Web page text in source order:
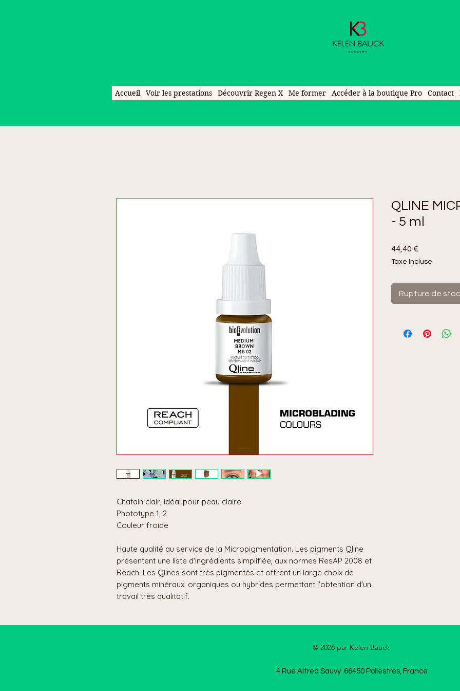
Accueil Voir les prestations Découvrir Regen X Me former Accéder à la boutique Pro Contact
Chatain clair, idéal pour peau claire
Phototype 1, 2
Couleur froide
Haute qualité au service de la Micropigmentation. Les pigments Qline
présentent une liste d'ingrédients simplifiée, aux normes ResAP 2008 et
Reach. Les Qlines sont très pigmentés et offrent un large choix de
pigments minéraux, organiques ou hybrides permettant l'obtention d'un
travail très qualitatif.
QLINE
- 5 ml
44,40 €
Taxe Incluse
Rupture de
© 2026 par Kelen Bauck
4 Rue Alfred Sauvy 66450 Pollestres, France